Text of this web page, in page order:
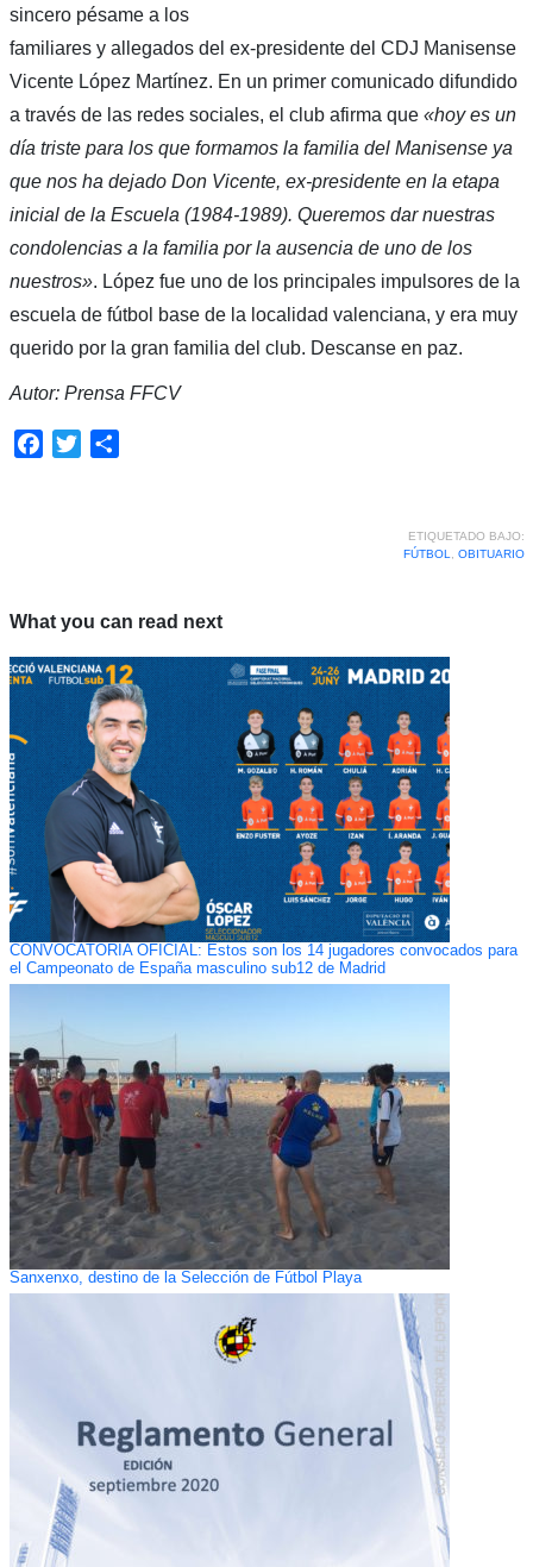
sincero pésame a los
familiares y allegados del ex-presidente del CDJ Manisense
Vicente López Martínez. En un primer comunicado difundido
a través de las redes sociales, el club afirma que «hoy es un
día triste para los que formamos la familia del Manisense ya
que nos ha dejado Don Vicente, ex-presidente en la etapa
inicial de la Escuela (1984-1989). Queremos dar nuestras
condolencias a la familia por la ausencia de uno de los
nuestros». López fue uno de los principales impulsores de la
escuela de fútbol base de la localidad valenciana, y era muy
querido por la gran familia del club. Descanse en paz.
Autor: Prensa FFCV
Facebook
Twitter
ETIQUETADO BAJO:
FÚTBOL
OBITUARIO
What you can read next
CONVOCATORIA OFICIAL: Estos son los 14 jugadores convocados para
el Campeonato de España masculino sub12 de Madrid
Sanxenxo, destino de la Selección de Fútbol Playa